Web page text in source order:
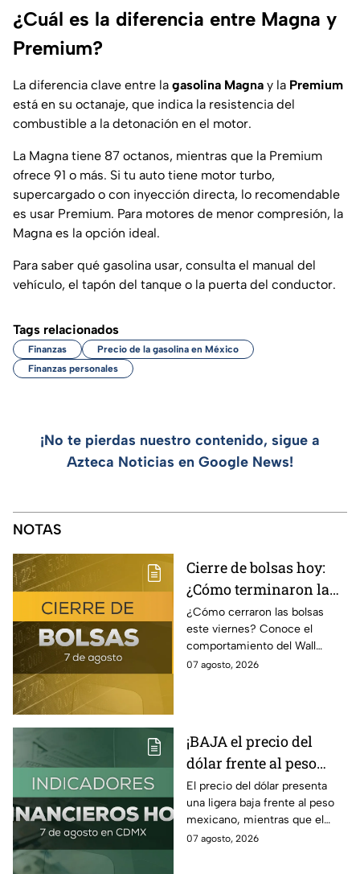
¿Cuál es la diferencia entre Magna y
Premium?
La diferencia clave entre la gasolina Magna y la Premium
está en su octanaje, que indica la resistencia del
combustible a la detonación en el motor.
La Magna tiene 87 octanos, mientras que la Premium
ofrece 91 o más. Si tu auto tiene motor turbo,
supercargado o con inyección directa, lo recomendable
es usar Premium. Para motores de menor compresión, la
Magna es la opción ideal.
Para saber qué gasolina usar, consulta el manual del
vehículo, el tapón del tanque o la puerta del conductor.
Tags relacionados
Finanzas
Precio de la gasolina en México
Finanzas personales
¡No te pierdas nuestro contenido, sigue a
Azteca Noticias en Google News!
NOTAS
Cierre de bolsas hoy:
¿Cómo terminaron la
BMV y el Wall Street
hoy 7 de agosto
¿Cómo cerraron las bolsas
este viernes? Conoce el
comportamiento del Wall
Street y de la BMV, así como el
07 agosto, 2026
¡BAJA el precio del
dólar frente al peso
hoy! Así quedó este
viernes 7 de agosto
2026
El precio del dólar presenta
una ligera baja frente al peso
mexicano, mientras que el
petróleo también presenta una
07 agosto, 2026